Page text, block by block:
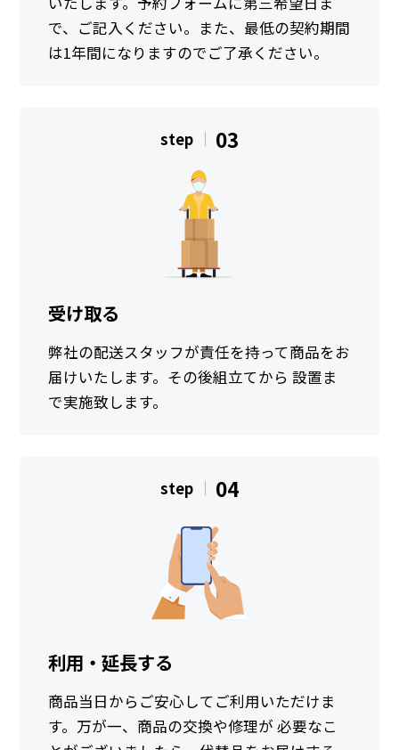
で、ご記入ください。また、最低の契約期間
は1年間になりますのでご了承ください。
step 03
受け取る
弊社の配送スタッフが責任を持って商品をお
届けいたします。その後組立てから 設置ま
で実施致します。
step 04
利用・延長する
商品当日からご安心してご利用いただけま
す。万が一、商品の交換や修理が 必要なこ